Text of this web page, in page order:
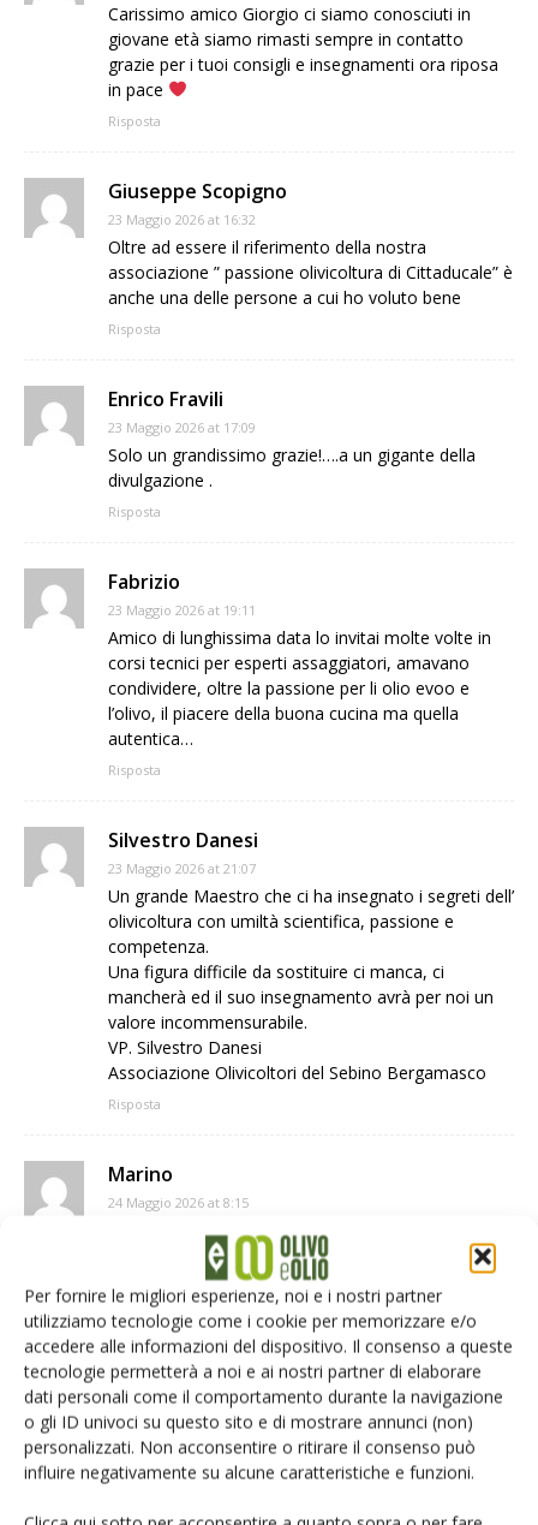
Per fornire le migliori esperienze, noi e i nostri partner
utilizziamo tecnologie come i cookie per memorizzare e/o
accedere alle informazioni del dispositivo. Il consenso a queste
tecnologie permetterà a noi e ai nostri partner di elaborare
dati personali come il comportamento durante la navigazione
o gli ID univoci su questo sito e di mostrare annunci (non)
personalizzati. Non acconsentire o ritirare il consenso può
influire negativamente su alcune caratteristiche e funzioni.
Carissimo amico Giorgio ci siamo conosciuti in
giovane età siamo rimasti sempre in contatto
grazie per i tuoi consigli e insegnamenti ora riposa
in pace
Risposta
Giuseppe Scopigno
23 Maggio 2026 at 16:32
Oltre ad essere il riferimento della nostra
associazione ” passione olivicoltura di Cittaducale” è
anche una delle persone a cui ho voluto bene
Risposta
Enrico Fravili
23 Maggio 2026 at 17:09
Solo un grandissimo grazie!….a un gigante della
divulgazione .
Risposta
Fabrizio
23 Maggio 2026 at 19:11
Amico di lunghissima data lo invitai molte volte in
corsi tecnici per esperti assaggiatori, amavano
condividere, oltre la passione per li olio evoo e
l’olivo, il piacere della buona cucina ma quella
autentica…
Risposta
Silvestro Danesi
23 Maggio 2026 at 21:07
Un grande Maestro che ci ha insegnato i segreti dell’
olivicoltura con umiltà scientifica, passione e
competenza.
Una figura difficile da sostituire ci manca, ci
mancherà ed il suo insegnamento avrà per noi un
valore incommensurabile.
VP. Silvestro Danesi
Associazione Olivicoltori del Sebino Bergamasco
Risposta
Marino
24 Maggio 2026 at 8:15
Sentite condoglianze
Vincenzo
Grazie di essere esistito dobbiamo molto a te . Sei
stato il nostro faro…. Condoglianze alla famiglia..
Con affetto Vzo Papeo
Risposta